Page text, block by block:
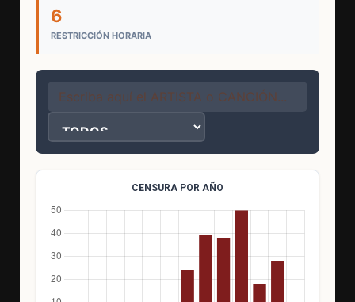
6
RESTRICCIÓN HORARIA
CENSURA POR AÑO